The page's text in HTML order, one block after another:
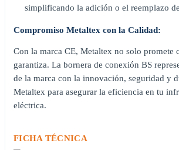
simplificando la adición o el reemplazo
Compromiso Metaltex con la Calidad:
Con la marca CE, Metaltex no solo promete
garantiza. La bornera de conexión BS
de la marca con la innovación, seguridad y
Metaltex para asegurar la eficiencia en tu
eléctrica.
FICHA TÉCNICA